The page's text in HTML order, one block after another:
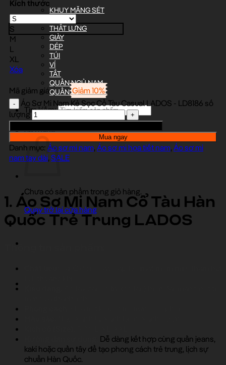
KHUY MĂNG SÉT
THẮT LƯNG
GIÀY
DÉP
TÚI
VÍ
TẤT
QUẦN NGỦ NAM
QUẦN LÓT
Tìm kiếm:
Giỏ hàng
Chưa có sản phẩm trong giỏ hàng.
Quay trở lại cửa hàng
Kích thước
S
M
L
XL
Xóa
Mã giảm giá
Giảm 10%
Áo Sơ Mi Nam Kẻ Sọc Cổ Tàu Casual LADOS - LD8186 số
lượng
Mua ngay
Danh mục: Áo sơ mi nam, Áo sơ mi họa tiết nam, Áo sơ mi
nam tay dài, SALE
1. Áo Sơ Mi Nam Cổ Tàu Hàn
Quốc Trẻ Trung LADOS
Thông tin sản phẩm:
Dễ dàng kết hợp cùng quần jeans,
kaki hoặc quần tây để tạo phong cách trẻ trung, lịch sự
chuẩn Hàn Quốc.